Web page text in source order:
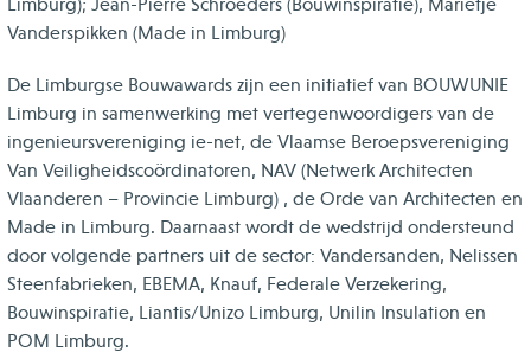
Limburg); Jean-Pierre Schroeders (Bouwinspiratie), Marietje
Vanderspikken (Made in Limburg)
De Limburgse Bouwawards zijn een initiatief van BOUWUNIE
Limburg in samenwerking met vertegenwoordigers van de
ingenieursvereniging ie-net, de Vlaamse Beroepsvereniging
Van Veiligheidscoördinatoren, NAV (Netwerk Architecten
Vlaanderen – Provincie Limburg) , de Orde van Architecten en
Made in Limburg. Daarnaast wordt de wedstrijd ondersteund
door volgende partners uit de sector: Vandersanden, Nelissen
Steenfabrieken, EBEMA, Knauf, Federale Verzekering,
Bouwinspiratie, Liantis/Unizo Limburg, Unilin Insulation en
POM Limburg.